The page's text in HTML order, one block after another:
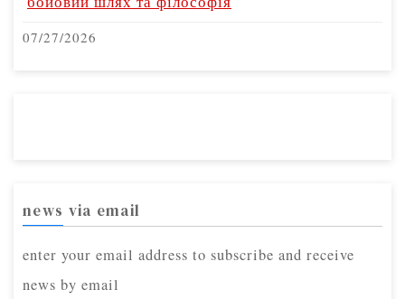
07/27/2026
news via email
enter your email address to subscribe and receive
news by email